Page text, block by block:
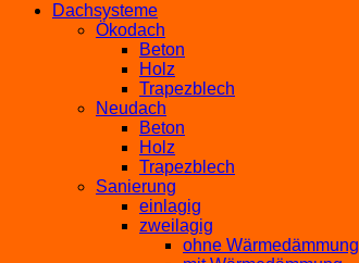
Dachsysteme
Ökodach
Beton
Holz
Trapezblech
Neudach
Beton
Holz
Trapezblech
Sanierung
einlagig
zweilagig
ohne Wärmedämmung